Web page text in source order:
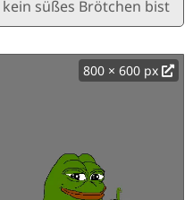
süßes Brötchen bist
800 × 600 px